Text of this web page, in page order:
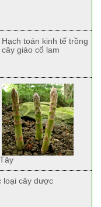
Hạch toán kinh tế trồng
cây giảo cổ lam
loại cây dược